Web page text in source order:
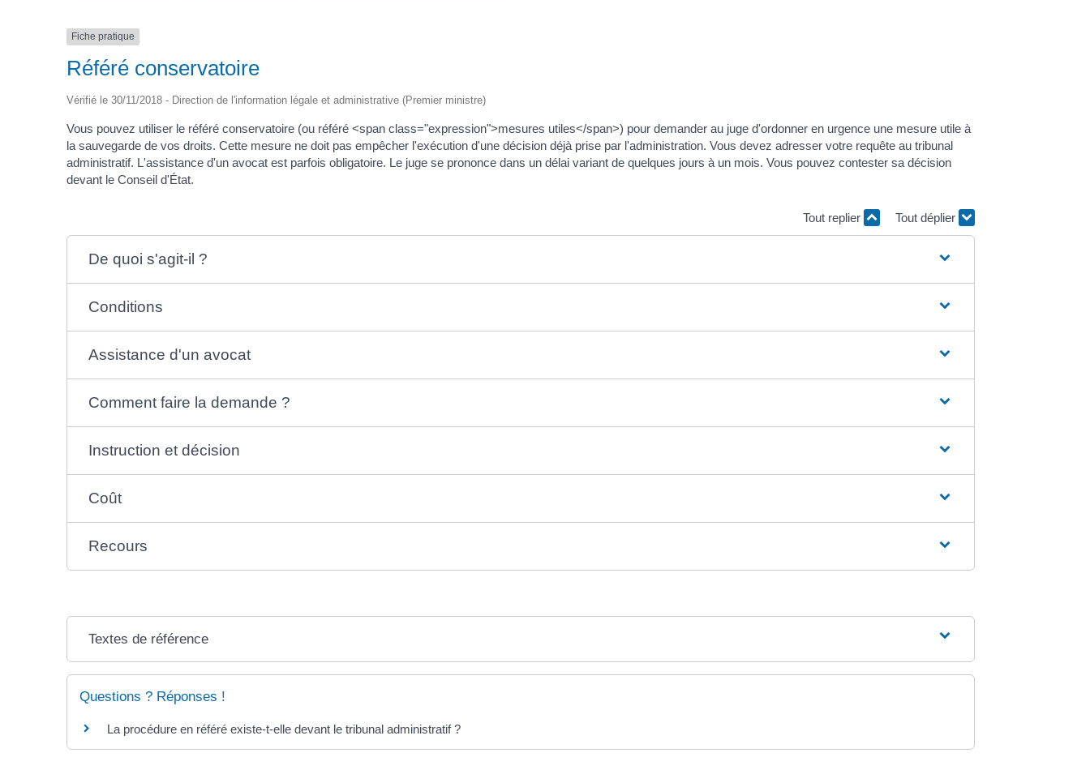
Fiche pratique
Référé conservatoire
Vérifié le 30/11/2018 - Direction de l'information légale et administrative (Premier ministre)
Vous pouvez utiliser le référé conservatoire (ou référé <span class="expression">mesures utiles</span>) pour demander au juge d'ordonner en urgence une mesure utile à
la sauvegarde de vos droits. Cette mesure ne doit pas empêcher l'exécution d'une décision déjà prise par l'administration. Vous devez adresser votre requête au tribunal
administratif. L'assistance d'un avocat est parfois obligatoire. Le juge se prononce dans un délai variant de quelques jours à un mois. Vous pouvez contester sa décision
devant le Conseil d'État.
Tout replier Tout déplier
De quoi s'agit-il ?
Conditions
Assistance d'un avocat
Comment faire la demande ?
Instruction et décision
Coût
Recours
Textes de référence
Questions ? Réponses !
La procédure en référé existe-t-elle devant le tribunal administratif ?